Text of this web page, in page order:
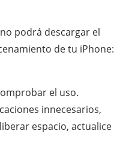
podrá descargar el
de tu iPhone:
el uso.
innecesarios,
espacio, actualice